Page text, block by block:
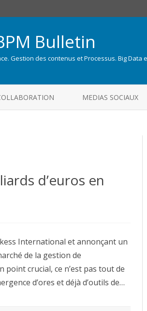
Bulletin
Gestion des contenus et Processus. Big Data
to MEDIAS SOCIAUX
d’euros en
International et annonçant un
de la gestion de
point crucial, ce n’est pas tout de
d’ores et déjà d’outils de…